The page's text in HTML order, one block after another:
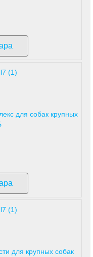
для собак крупных
для крупных собак